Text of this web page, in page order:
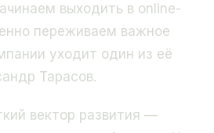
выходить в online-
переживаем важное
уходит один из её
Тарасов.
вектор развития —